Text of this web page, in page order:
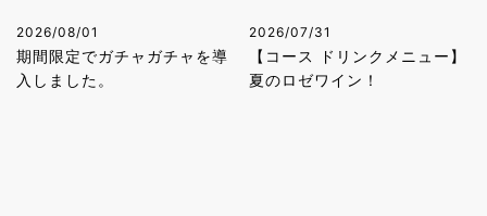
2026/08/01
期間限定でガチャガチャを導
入しました。
2026/07/31
【コース ドリンクメニュー】
夏のロゼワイン！